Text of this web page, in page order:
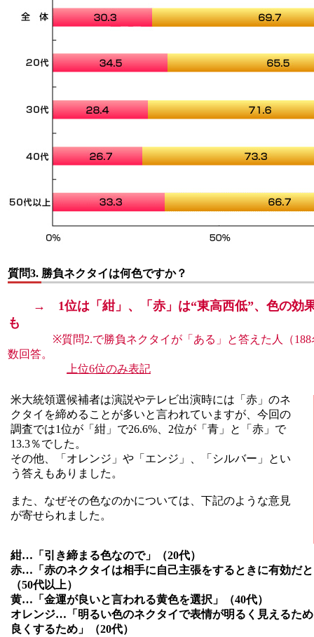
質問3. 勝負ネクタイは何色ですか？
→ 1位は「紺」、「赤」は“東高西低”、色の効果
も
※質問2.で勝負ネクタイが「ある」と答えた人（188
数回答。
上位6位のみ表記
米大統領選候補者は演説やテレビ出演時には「赤」のネ
クタイを締めることが多いと言われていますが、今回の
調査では1位が「紺」で26.6%、2位が「青」と「赤」で
13.3％でした。
その他、「オレンジ」や「エンジ」、「シルバー」とい
う答えもありました。
また、なぜその色なのかについては、下記のような意見
が寄せられました。
紺…「引き締まる色なので」（20代）
赤…「赤のネクタイは相手に自己主張をするときに有効だ
（50代以上）
黄…「金運が良いと言われる黄色を選択」（40代）
オレンジ…「明るい色のネクタイで表情が明るく見えるた
良くするため」（20代）